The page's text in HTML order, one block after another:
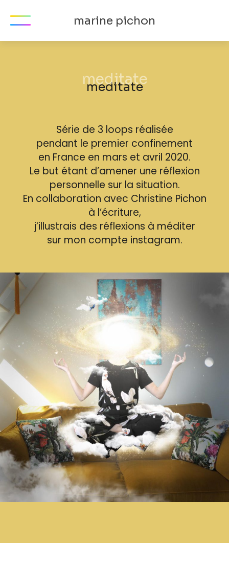
marine pichon
meditate
Série de 3 loops réalisée
pendant le premier confinement
en France en mars et avril 2020.
Le but étant d’amener une réflexion
personnelle sur la situation.
En collaboration avec Christine Pichon
à l’écriture,
j’illustrais des réflexions à méditer
sur mon compte instagram.